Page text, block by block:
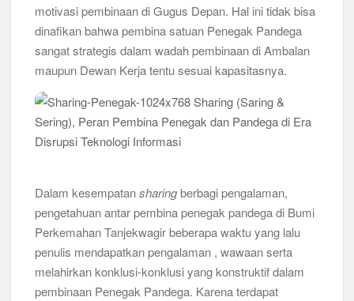
motivasi pembinaan di Gugus Depan. Hal ini tidak bisa
dinafikan bahwa pembina satuan Penegak Pandega
sangat strategis dalam wadah pembinaan di Ambalan
maupun Dewan Kerja tentu sesuai kapasitasnya.
Dalam kesempatansharingberbagi pengalaman,
pengetahuan antar pembina penegak pandega di Bumi
Perkemahan Tanjekwagir beberapa waktu yang lalu
penulis mendapatkan pengalaman , wawaan serta
melahirkan konklusi-konklusi yang konstruktif dalam
pembinaan Penegak Pandega. Karena terdapat